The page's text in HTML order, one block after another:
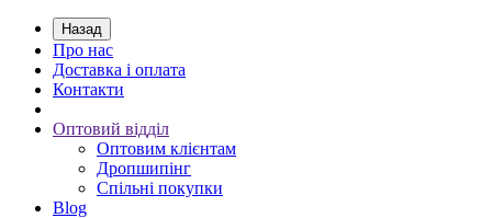
Назад
Про нас
Доставка і оплата
Контакти
Оптовий відділ
Оптовим клієнтам
Дропшипінг
Спільні покупки
Blog